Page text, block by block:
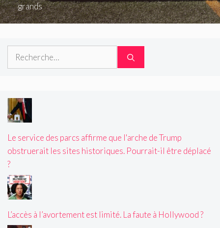
grands
Rechercher :
Le service des parcs affirme que l'arche de Trump
obstruerait les sites historiques. Pourrait-il être déplacé
?
L’accès à l’avortement est limité. La faute à Hollywood ?